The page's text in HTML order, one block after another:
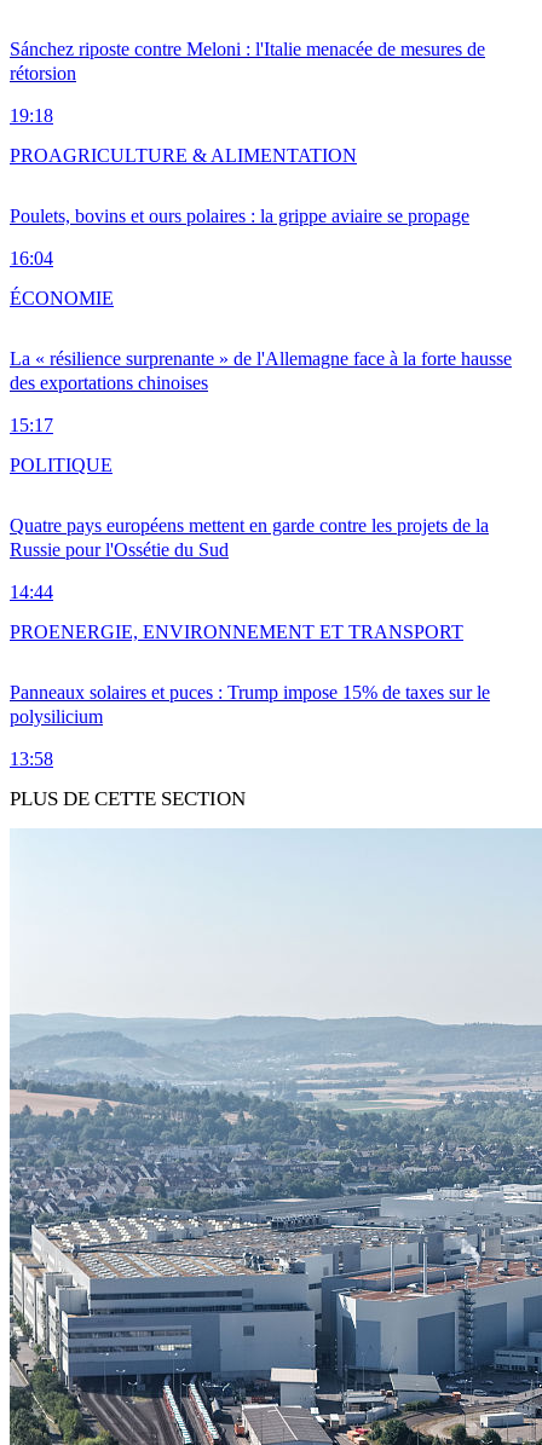
Sánchez riposte contre Meloni : l'Italie menacée de mesures de
rétorsion
19:18
Poulets, bovins et ours polaires : la grippe aviaire se propage
16:04
PROAGRICULTURE & ALIMENTATION
La « résilience surprenante » de l'Allemagne face à la forte hausse
des exportations chinoises
15:17
ÉCONOMIE
Quatre pays européens mettent en garde contre les projets de la
Russie pour l'Ossétie du Sud
14:44
POLITIQUE
Panneaux solaires et puces : Trump impose 15% de taxes sur le
polysilicium
13:58
PROENERGIE, ENVIRONNEMENT ET TRANSPORT
PLUS DE CETTE SECTION